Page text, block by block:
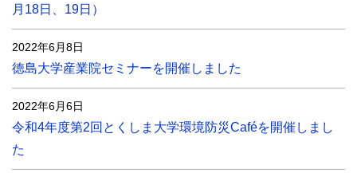
月18日、19日）
2022年6月8日
徳島大学産業院セミナーを開催しました
2022年6月6日
令和4年度第2回とくしま大学環境防災Caféを開催しまし
た